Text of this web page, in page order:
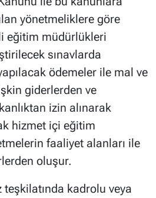
yönetmeliklere göre
eğitim müdürlükleri
sınavlarda
ödemeler ile mal ve
giderlerden ve
izin alınarak
hizmet içi eğitim
faaliyet alanları ile
oluşur.
teşkilatında kadrolu veya